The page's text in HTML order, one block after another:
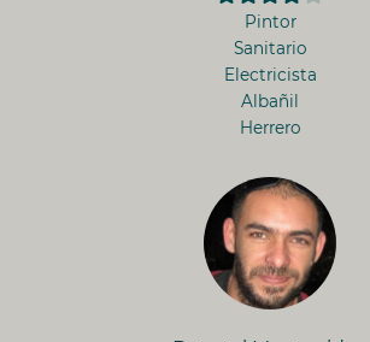
Pintor
Sanitario
Electricista
Albañil
Herrero